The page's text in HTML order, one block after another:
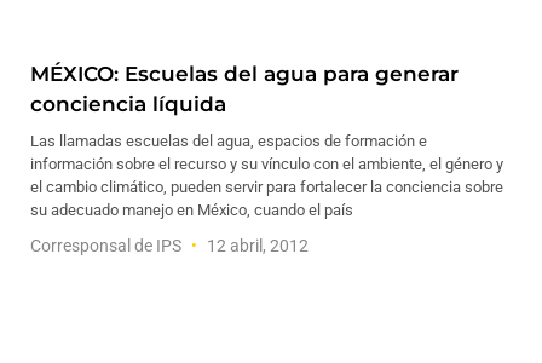
MÉXICO: Escuelas del agua para generar
conciencia líquida
Las llamadas escuelas del agua, espacios de formación e
información sobre el recurso y su vínculo con el ambiente, el género y
el cambio climático, pueden servir para fortalecer la conciencia sobre
su adecuado manejo en México, cuando el país
Corresponsal de IPS 12 abril, 2012